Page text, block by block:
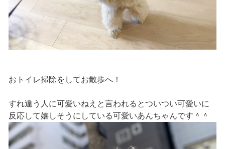
おトイレ掃除をしてお散歩へ！
すれ違う人に可愛いねえと言われるとついつい可愛いに
反応して嬉しそうにしている可愛いあんちゃんです＾＾